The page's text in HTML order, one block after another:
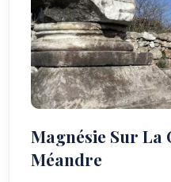
Magnésie Sur La
Méandre